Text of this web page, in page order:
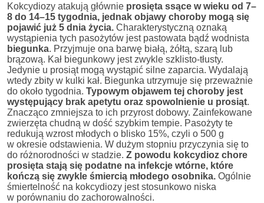
Kokcydiozy atakują głównie prosięta ssące w wieku od 7–
8 do 14–15 tygodnia, jednak objawy choroby mogą się
pojawić już 5 dnia życia. Charakterystyczną oznaką
wystąpienia tych pasożytów jest pastowata bądź wodnista
biegunka. Przyjmuje ona barwę białą, żółtą, szarą lub
brązową. Kał biegunkowy jest zwykle szklisto-tłusty.
Jedynie u prosiąt mogą wystąpić silne zaparcia. Wydalają
wtedy zbity w kulki kał. Biegunka utrzymuje się przeważnie
do około tygodnia. Typowym objawem tej choroby jest
występujący brak apetytu oraz spowolnienie u prosiąt.
Znacząco zmniejsza to ich przyrost dobowy. Zainfekowane
zwierzęta chudną w dość szybkim tempie. Pasożyty te
redukują wzrost młodych o blisko 15%, czyli o 500 g
w okresie odstawienia. W dużym stopniu przyczynia się to
do różnorodności w stadzie. Z powodu kokcydioz chore
prosięta stają się podatne na infekcje wtórne, które
kończą się zwykle śmiercią młodego osobnika. Ogólnie
śmiertelność na kokcydiozy jest stosunkowo niska
w porównaniu do zachorowalności.